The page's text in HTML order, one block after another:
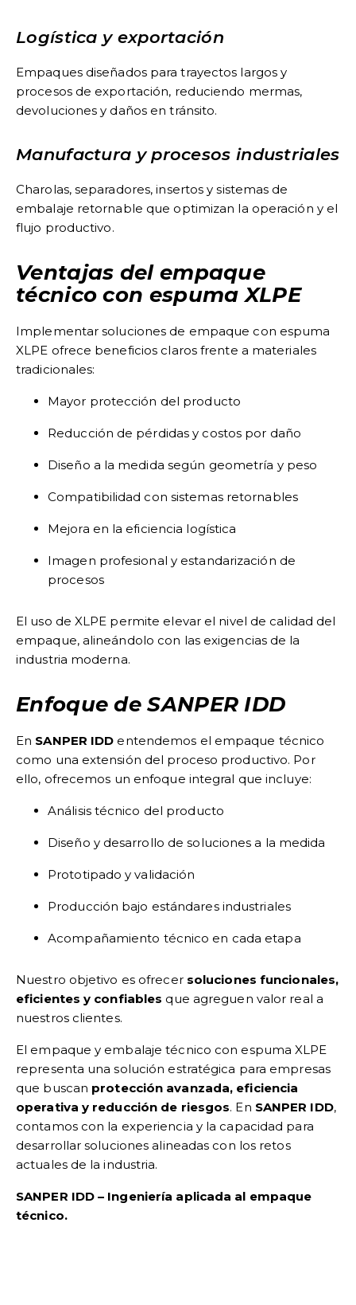
Logística y exportación
Empaques diseñados para trayectos largos y
procesos de exportación, reduciendo mermas,
devoluciones y daños en tránsito.
Manufactura y procesos industriales
Charolas, separadores, insertos y sistemas de
embalaje retornable que optimizan la operación y el
flujo productivo.
Ventajas del empaque
técnico con espuma XLPE
Implementar soluciones de empaque con espuma
XLPE ofrece beneficios claros frente a materiales
tradicionales:
Mayor protección del producto
Reducción de pérdidas y costos por daño
Diseño a la medida según geometría y peso
Compatibilidad con sistemas retornables
Mejora en la eficiencia logística
Imagen profesional y estandarización de
procesos
El uso de XLPE permite elevar el nivel de calidad del
empaque, alineándolo con las exigencias de la
industria moderna.
Enfoque de SANPER IDD
En SANPER IDD entendemos el empaque técnico
como una extensión del proceso productivo. Por
ello, ofrecemos un enfoque integral que incluye:
Análisis técnico del producto
Diseño y desarrollo de soluciones a la medida
Prototipado y validación
Producción bajo estándares industriales
Acompañamiento técnico en cada etapa
Nuestro objetivo es ofrecer soluciones funcionales,
eficientes y confiables que agreguen valor real a
nuestros clientes.
El empaque y embalaje técnico con espuma XLPE
representa una solución estratégica para empresas
que buscan protección avanzada, eficiencia
operativa y reducción de riesgos. En SANPER IDD,
contamos con la experiencia y la capacidad para
desarrollar soluciones alineadas con los retos
actuales de la industria.
SANPER IDD – Ingeniería aplicada al empaque
técnico.